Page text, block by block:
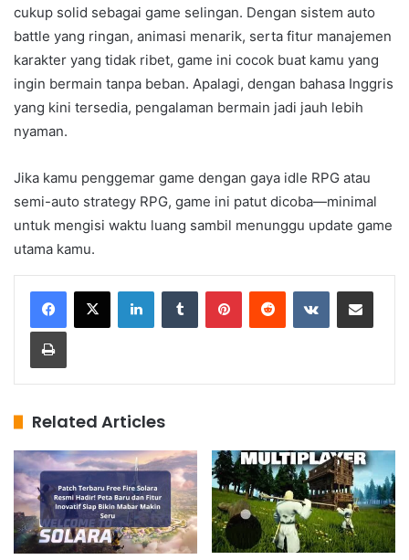
cukup solid sebagai game selingan. Dengan sistem auto
battle yang ringan, animasi menarik, serta fitur manajemen
karakter yang tidak ribet, game ini cocok buat kamu yang
ingin bermain tanpa beban. Apalagi, dengan bahasa Inggris
yang kini tersedia, pengalaman bermain jadi jauh lebih
nyaman.
Jika kamu penggemar game dengan gaya idle RPG atau
semi-auto strategy RPG, game ini patut dicoba—minimal
untuk mengisi waktu luang sambil menunggu update game
utama kamu.
Related Articles